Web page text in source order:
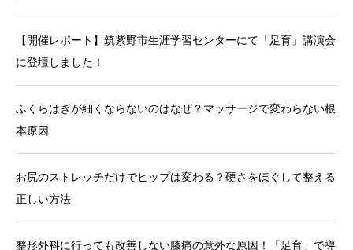
【開催レポート】筑紫野市生涯学習センターにて「足育」講演会
に登壇しました！
ふくらはぎが細くならないのはなぜ？マッサージで変わらない根
本原因
お尻のストレッチだけでヒップは変わる？硬さをほぐして整える
正しい方法
整形外科に行っても改善しない膝痛の意外な原因！「足育」で導